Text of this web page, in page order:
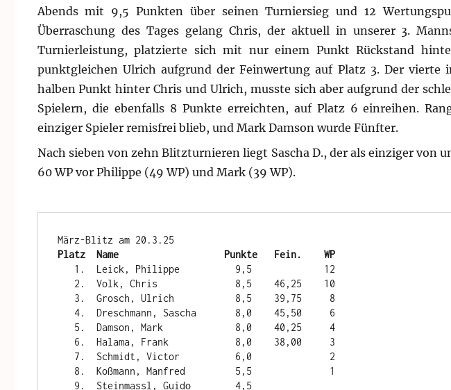
Abends mit 9,5 Punkten über seinen Turniersieg und 12
Überraschung des Tages gelang Chris, der aktuell in unserer 3.
Turnierleistung, platzierte sich mit nur einem Punkt Rückstand
punktgleichen Ulrich aufgrund der Feinwertung auf Platz 3. Der vierte
halben Punkt hinter Chris und Ulrich, musste sich aber aufgrund der
Spielern, die ebenfalls 8 Punkte erreichten, auf Platz 6 einreihen.
einziger Spieler remisfrei blieb, und Mark Damson wurde Fünfter.
Nach sieben von zehn Blitzturnieren liegt Sascha D., der als einziger von
60 WP vor Philippe (49 WP) und Mark (39 WP).
Platz  Name                   Punkte   Fein.    WP